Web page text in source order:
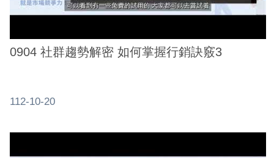
0904 社群趨勢解密 如何掌握行銷訣竅3
112-10-20